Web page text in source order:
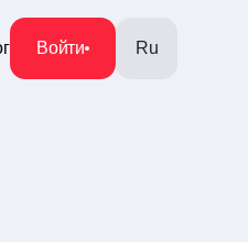
Войти Ru